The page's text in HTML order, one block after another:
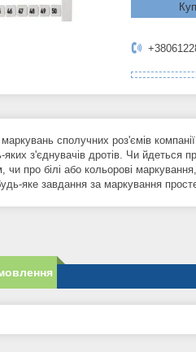
сполучних роз'ємів
з'єднувачів дротів. Чи йдеться
чи про білі або кольорові
яке завдання за маркування